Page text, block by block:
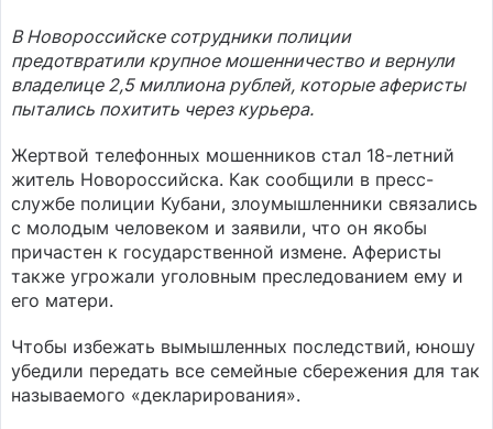
В Новороссийске сотрудники полиции
предотвратили крупное мошенничество и вернули
владелице 2,5 миллиона рублей, которые аферисты
пытались похитить через курьера.
Жертвой телефонных мошенников стал 18-летний
житель Новороссийска. Как сообщили в пресс-
службе полиции Кубани, злоумышленники связались
с молодым человеком и заявили, что он якобы
причастен к государственной измене. Аферисты
также угрожали уголовным преследованием ему и
его матери.
Чтобы избежать вымышленных последствий, юношу
убедили передать все семейные сбережения для так
называемого «декларирования».